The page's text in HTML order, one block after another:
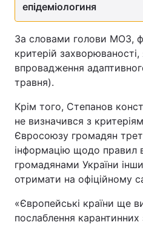
епідеміологиня
За словами голови МОЗ,
критерій
впровадження
травня).
Крім того, Степанов
не визначився з
Євросоюзу громадян
інформацію щодо правил
громадянами України
отримати на офіційному
«Європейські країни ще
послаблення карантинних